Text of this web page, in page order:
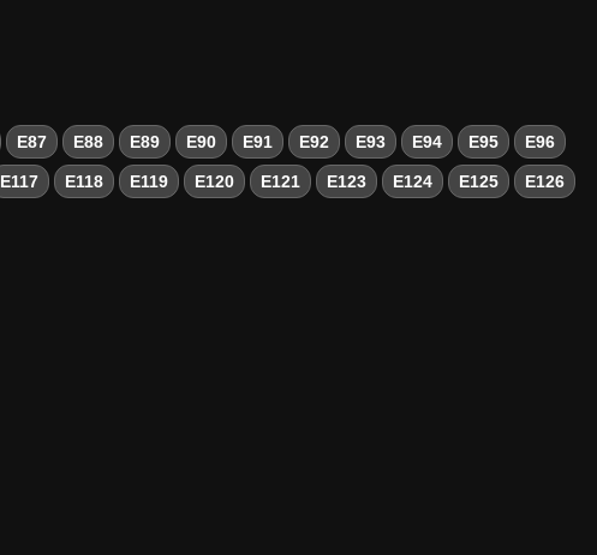
E87 E88 E89 E90 E91 E92 E93 E94 E95 E96
E117 E118 E119 E120 E121 E123 E124 E125 E126